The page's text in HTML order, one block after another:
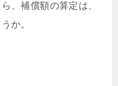
、補償額の算定は、
か。